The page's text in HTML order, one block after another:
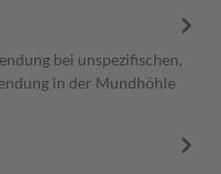
bei unspezifischen,
in der Mundhöhle